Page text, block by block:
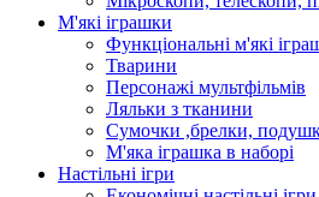
М'які іграшки
Функціональні м'які
Тварини
Персонажі мультфільмів
Ляльки з тканини
Сумочки ,брелки,
М'яка іграшка в наборі
Настільні ігри